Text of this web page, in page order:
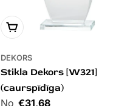
PIEVIENOT GROZAM
DEKORS
Stikla Dekors [W321]
(caurspīdīga)
Cena€31,68